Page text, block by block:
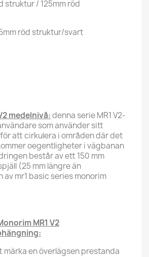
struktur / 125mm röd
röd struktur/svart
medelnivå:denna serie MR1 V2-
som använder sitt
att cirkulera i områden där det
oegentligheter i vägbanan
består av ett 150 mm
(25 mm längre än
mr1 basic series monorim
MR1 V2
märka en överlägsen prestanda